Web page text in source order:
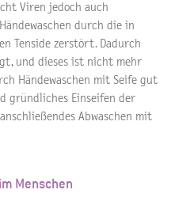
Viren jedoch auch
durch die in
Tenside zerstört. Dadurch
und dieses ist nicht mehr
Händewaschen mit Seife gut
gründliches Einseifen der
Abwaschen mit
Menschen